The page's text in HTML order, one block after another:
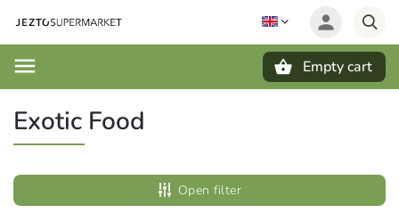
Empty cart
Exotic Food
Open filter